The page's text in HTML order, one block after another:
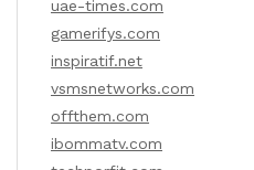
uae-times.com
gamerifys.com
inspiratif.net
vsmsnetworks.com
offthem.com
ibommatv.com